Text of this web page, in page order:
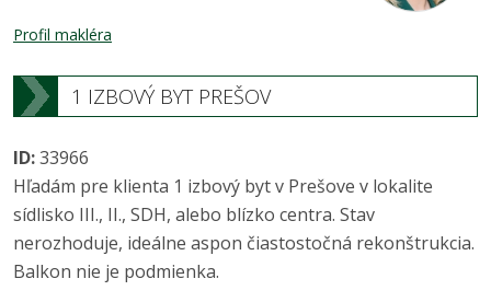
Profil makléra
1 IZBOVÝ BYT PREŠOV
ID:33966
Hľadám pre klienta 1 izbový byt v Prešove v lokalite
sídlisko III., II., SDH, alebo blízko centra. Stav
nerozhoduje, ideálne aspon čiastostočná rekonštrukcia.
Balkon nie je podmienka.